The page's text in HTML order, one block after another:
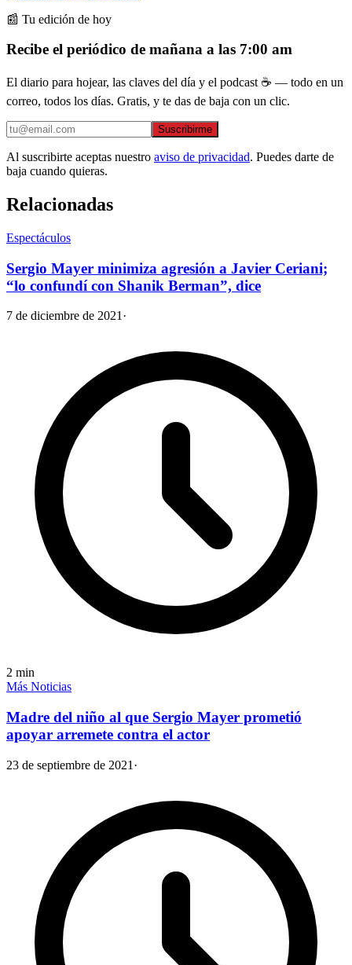
📰 Tu edición de hoy
Recibe el periódico de mañana a las 7:00 am
El diario para hojear, las claves del día y el podcast ☕ — todo en un
correo, todos los días. Gratis, y te das de baja con un clic.
Suscribirme
Al suscribirte aceptas nuestro aviso de privacidad. Puedes darte de
baja cuando quieras.
Relacionadas
Espectáculos
Sergio Mayer minimiza agresión a Javier Ceriani;
“lo confundí con Shanik Berman”, dice
7 de diciembre de 2021 ·
2 min
Más Noticias
Madre del niño al que Sergio Mayer prometió
apoyar arremete contra el actor
23 de septiembre de 2021 ·